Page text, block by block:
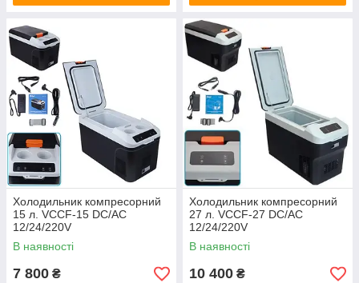
Холодильник компресорний
15 л. VCCF-15 DC/AC
12/24/220V
В наявності
7 800 ₴
Холодильник компресорний
27 л. VCCF-27 DC/AC
12/24/220V
В наявності
10 400 ₴